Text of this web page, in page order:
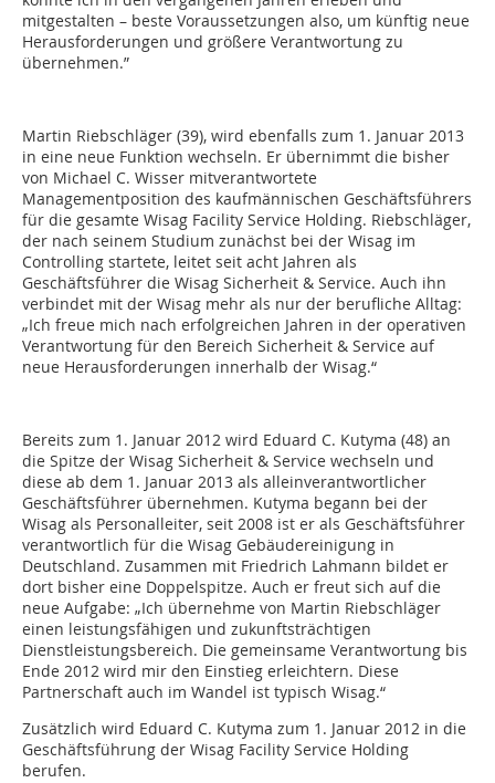
mitgestalten – beste Voraussetzungen also, um künftig neue
Herausforderungen und größere Verantwortung zu
übernehmen.”
Martin Riebschläger (39), wird ebenfalls zum 1. Januar 2013
in eine neue Funktion wechseln. Er übernimmt die bisher
von Michael C. Wisser mitverantwortete
Managementposition des kaufmännischen Geschäftsführers
für die gesamte Wisag Facility Service Holding. Riebschläger,
der nach seinem Studium zunächst bei der Wisag im
Controlling startete, leitet seit acht Jahren als
Geschäftsführer die Wisag Sicherheit & Service. Auch ihn
verbindet mit der Wisag mehr als nur der berufliche Alltag:
„Ich freue mich nach erfolgreichen Jahren in der operativen
Verantwortung für den Bereich Sicherheit & Service auf
neue Herausforderungen innerhalb der Wisag.“
Bereits zum 1. Januar 2012 wird Eduard C. Kutyma (48) an
die Spitze der Wisag Sicherheit & Service wechseln und
diese ab dem 1. Januar 2013 als alleinverantwortlicher
Geschäftsführer übernehmen. Kutyma begann bei der
Wisag als Personalleiter, seit 2008 ist er als Geschäftsführer
verantwortlich für die Wisag Gebäudereinigung in
Deutschland. Zusammen mit Friedrich Lahmann bildet er
dort bisher eine Doppelspitze. Auch er freut sich auf die
neue Aufgabe: „Ich übernehme von Martin Riebschläger
einen leistungsfähigen und zukunftsträchtigen
Dienstleistungsbereich. Die gemeinsame Verantwortung bis
Ende 2012 wird mir den Einstieg erleichtern. Diese
Partnerschaft auch im Wandel ist typisch Wisag.“
Zusätzlich wird Eduard C. Kutyma zum 1. Januar 2012 in die
Geschäftsführung der Wisag Facility Service Holding
berufen.